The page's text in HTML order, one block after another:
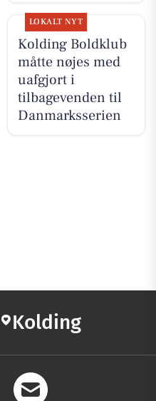
LOKALT NYT
Kolding Boldklub
måtte nøjes med
uafgjort i
tilbagevenden til
Danmarksserien
Kolding